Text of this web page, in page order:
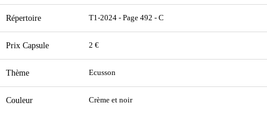
Répertoire T1-2024 - Page 492 - C
Prix Capsule 2 €
Thème Ecusson
Couleur Crème et noir